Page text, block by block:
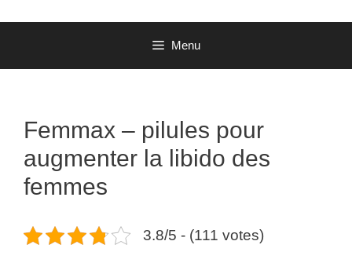
Menu
Femmax – pilules pour
augmenter la libido des
femmes
3.8/5 - (111 votes)